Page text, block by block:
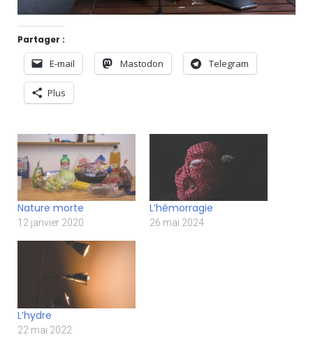
Partager :
E-mail Mastodon Telegram
Plus
Nature morte
12 janvier 2020
L’hémorragie
26 mai 2024
L’hydre
22 mai 2022